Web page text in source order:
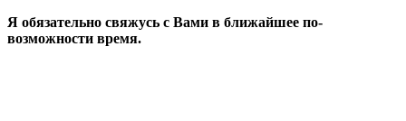
Я обязательно свяжусь с Вами в ближайшее по-
возможности время.